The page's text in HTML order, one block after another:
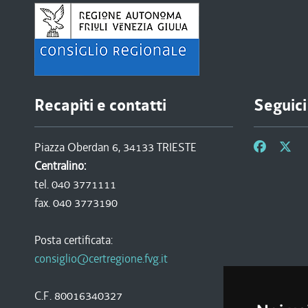
Recapiti e contatti
Piazza Oberdan 6, 34133 TRIESTE
Centralino:
tel. 040 3771111
fax. 040 3773190
Posta certificata:
consiglio@certregione.fvg.it
C.F. 80016340327